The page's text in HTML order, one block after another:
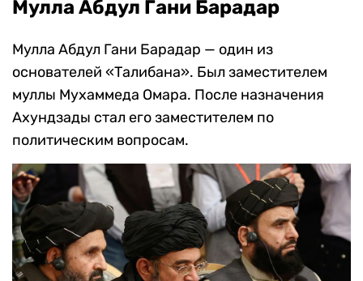
Мулла Абдул Гани Барадар
Мулла Абдул Гани Барадар — один из
основателей «Талибана». Был заместителем
муллы Мухаммеда Омара. После назначения
Ахундзады стал его заместителем по
политическим вопросам.